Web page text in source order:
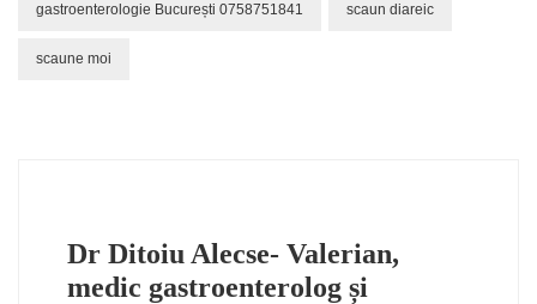
gastroenterologie București 0758751841 scaun diareic
scaune moi
Dr Ditoiu Alecse- Valerian,
medic gastroenterolog și